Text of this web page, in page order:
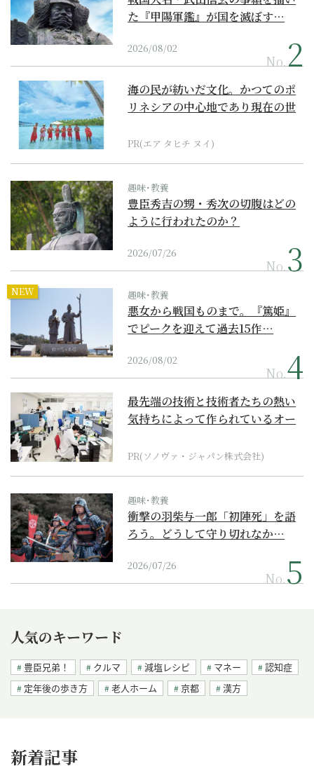
た『甲陽軍鑑』が国を滅ぼす…
2026/08/02
No.
海の民が紡いだ文化。かつてのポ
リネシアの中心地であり現在の世
PR(エア タヒチ ヌイ)
趣味･教養
豊臣秀吉の甥・秀次の切腹はどの
ように行われたのか？
2026/07/26
No.
NEW 趣味･教養
悪女から戦国ものまで。『篤姫』
でピークを迎えて過去15作…
2026/08/02
No.
最先端の技術と技術者たちの熱い
気持ちによって作られているオー
PR(ソノヴァ・ジャパン株式会社)
趣味･教養
衝撃の羽柴与一郎「初陣死」を語
ろう。どうして守り切れなか…
2026/07/26
No.
人気のキーワード
豊臣兄弟！ クルマ 減塩レシピ マネー
認知症
定年後の歩き方
老人ホーム 京都 漢方
新着記事